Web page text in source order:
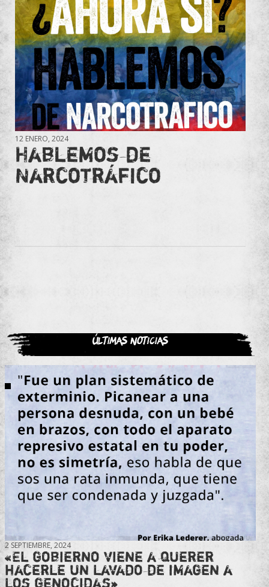
12 ENERO, 2024
Hablemos de
Narcotráfico
Últimas noticias
2 SEPTIEMBRE, 2024
«El gobierno viene a querer
hacerle un lavado de imagen a
los genocidas»